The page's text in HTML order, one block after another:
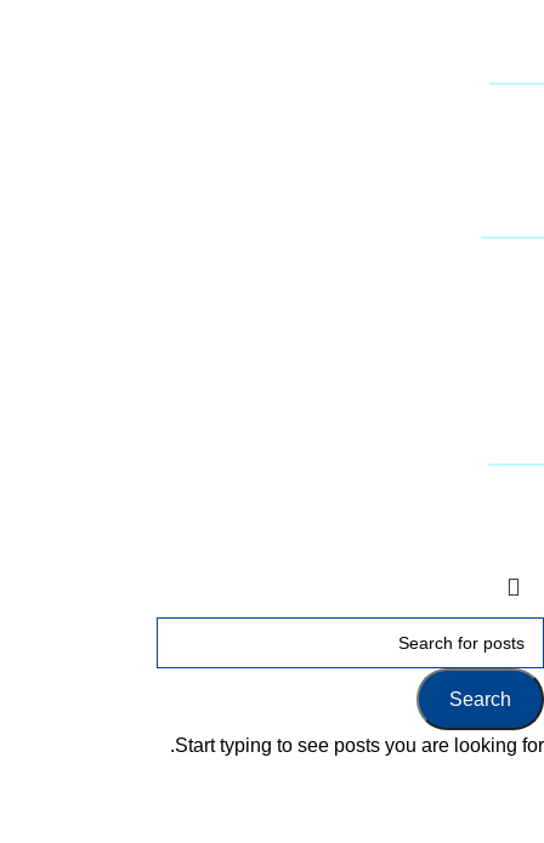
Search
Start typing to see posts you are looking for.